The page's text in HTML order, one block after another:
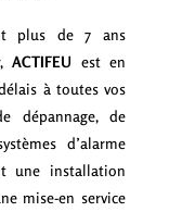
plus de 7 ans
ACTIFEU est en
à toutes vos
dépannage, de
d’alarme
une installation
mise-en service